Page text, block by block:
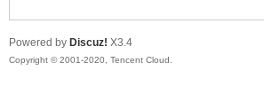
Powered by Discuz! X3.4
Copyright © 2001-2020, Tencent Cloud.